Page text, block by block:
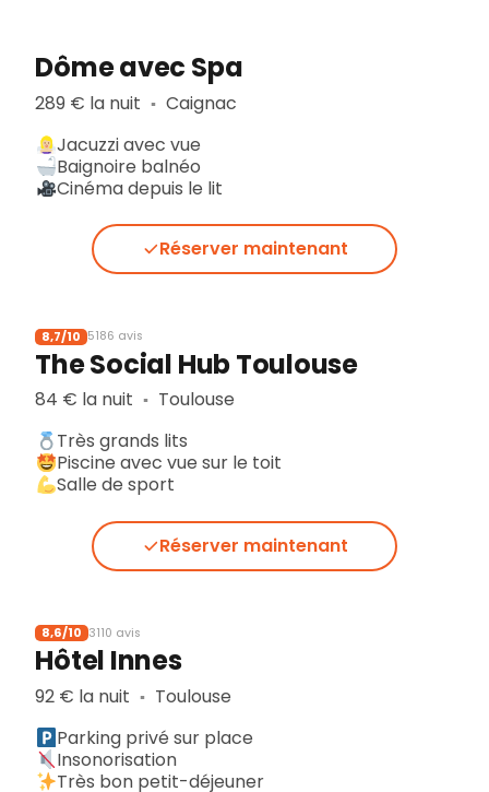
Dôme avec Spa
289 € la nuit ▪︎ Caignac
Jacuzzi avec vue
Baignoire balnéo
Cinéma depuis le lit
Réserver maintenant
8,7/10 5186 avis
The Social Hub Toulouse
84 € la nuit ▪︎ Toulouse
Très grands lits
Piscine avec vue sur le toit
Salle de sport
Réserver maintenant
8,6/10 3110 avis
Hôtel Innes
92 € la nuit ▪︎ Toulouse
Parking privé sur place
Insonorisation
Très bon petit-déjeuner